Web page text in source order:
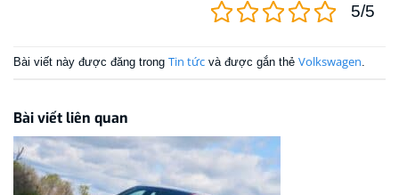
5/5
Bài viết này được đăng trong Tin tức và được gắn thẻ Volkswagen.
Bài viết liên quan